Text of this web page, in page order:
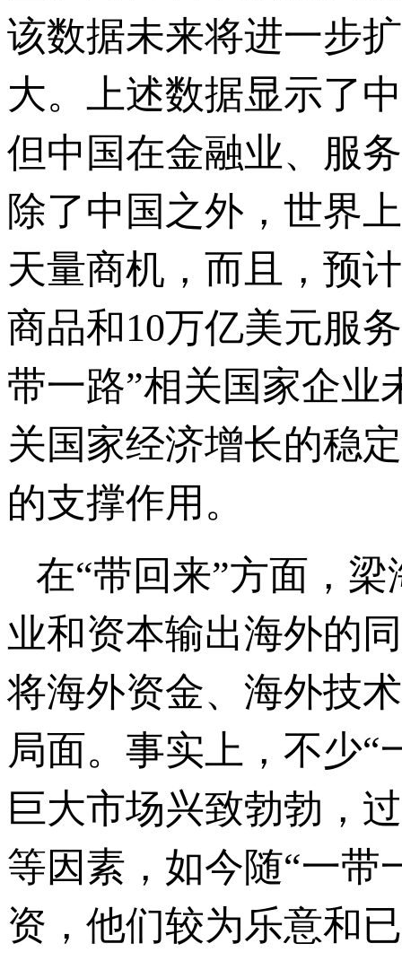
该数据未来将进一步
大。上述数据显示了
但中国在金融业、服
除了中国之外，世界
天量商机，而且，预
商品和10万亿美元服
带一路”相关国家企业
关国家经济增长的稳
的支撑作用。
在“带回来”方面，
业和资本输出海外的
将海外资金、海外技
局面。事实上，不少
巨大市场兴致勃勃，
等因素，如今随“一带
资，他们较为乐意和